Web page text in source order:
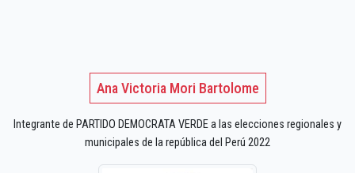
Ana Victoria Mori Bartolome
Integrante de PARTIDO DEMOCRATA VERDE a las elecciones regionales y
municipales de la república del Perú 2022